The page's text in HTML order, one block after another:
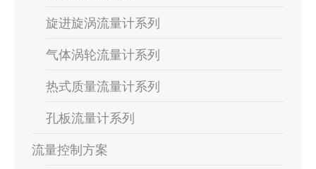
旋进旋涡流量计系列
气体涡轮流量计系列
热式质量流量计系列
孔板流量计系列
流量控制方案